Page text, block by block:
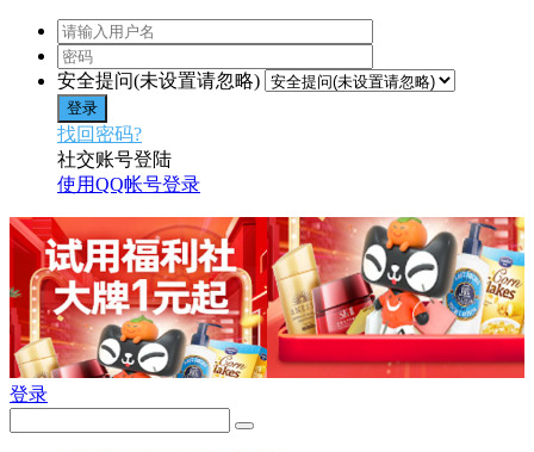
安全提问(未设置请忽略)
登录
找回密码?
社交账号登陆
使用QQ帐号登录
登录